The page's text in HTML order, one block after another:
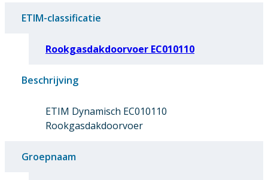
ETIM-classificatie
Rookgasdakdoorvoer EC010110
Beschrijving
ETIM Dynamisch EC010110
Rookgasdakdoorvoer
Groepnaam